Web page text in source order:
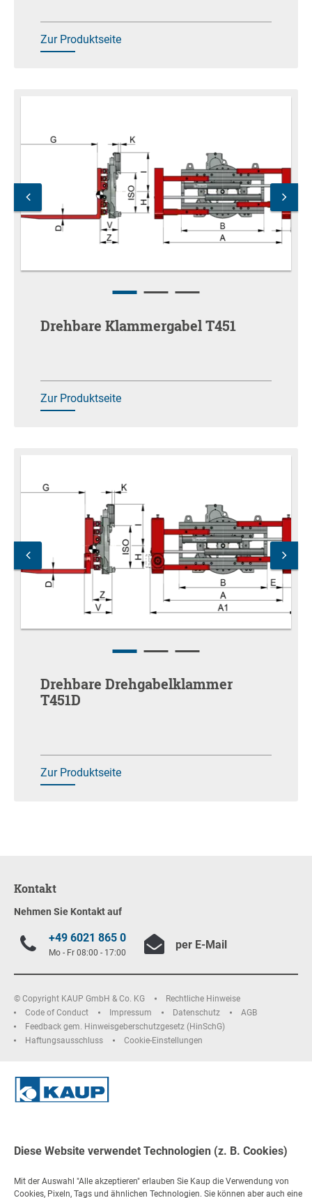
Zur Produktseite
Drehbare Klammergabel T451
Zur Produktseite
Drehbare Drehgabelklammer
T451D
Zur Produktseite
Kontakt
Nehmen Sie Kontakt auf
+49 6021 865 0
Mo - Fr 08:00 - 17:00
per E-Mail
© Copyright KAUP GmbH & Co. KG
Rechtliche Hinweise
Code of Conduct
Impressum Datenschutz
AGB
Feedback gem. Hinweisgeberschutzgesetz (HinSchG)
Haftungsausschluss
Cookie-Einstellungen
Diese Website verwendet Technologien (z. B. Cookies)
Mit der Auswahl "Alle akzeptieren" erlauben Sie Kaup die Verwendung von
Cookies, Pixeln, Tags und ähnlichen Technologien. Sie können aber auch eine